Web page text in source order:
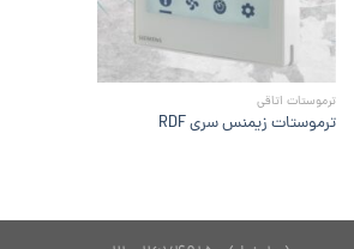
ترموستات اتاقی
ترموستات زیمنس سری RDF